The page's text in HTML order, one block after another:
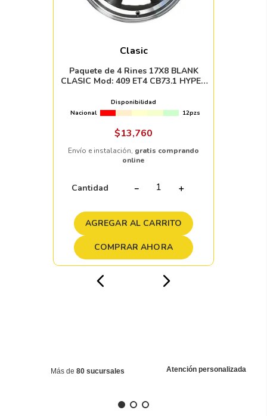
Clasic
Paquete de 4 Rines 17X8 BLANK
CLASIC Mod: 409 ET4 CB73.1 HYPER
Disponibilidad
Nacional
12pzs
$13,760
Envío e instalación, gratis comprando
online
Cantidad ＋
－
AGREGAR AL CARRITO
COMPRAR AHORA
Más de 80 sucursales Atención personalizada